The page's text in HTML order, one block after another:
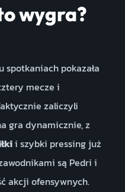
wygra?
pokazała
mecze i
zaliczyli
gra dynamicznie, z
i szybki pressing już
są Pedri i
akcji ofensywnych.